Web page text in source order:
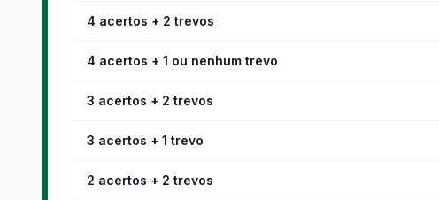
4 acertos + 2 trevos
4 acertos + 1 ou nenhum trevo
3 acertos + 2 trevos
3 acertos + 1 trevo
2 acertos + 2 trevos